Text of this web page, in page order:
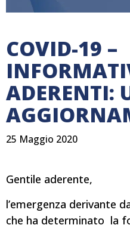
COVID-19 –
ADERENTI:
25 Maggio 2020
Gentile aderente,
l’emergenza derivante
che ha determinato la